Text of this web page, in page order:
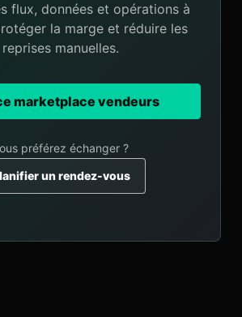
flux, données et opérations à
la marge et réduire les
reprises manuelles.
marketplace vendeurs
préférez échanger ?
un rendez-vous